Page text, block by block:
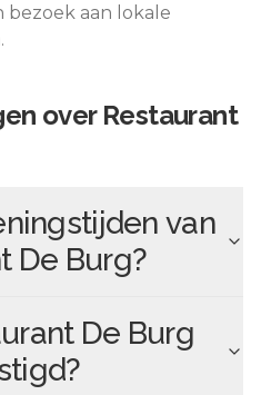
bezoek aan lokale
over Restaurant
van
De Burg?
De Burg